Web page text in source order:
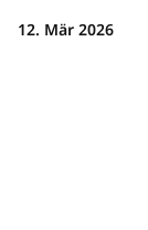
12. Mär 2026